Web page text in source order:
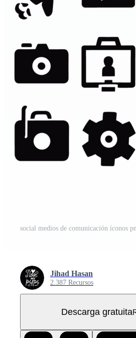
social medios de comunicación íconos
Jihad Hasan
2.387 Recursos
Descarga gratuita